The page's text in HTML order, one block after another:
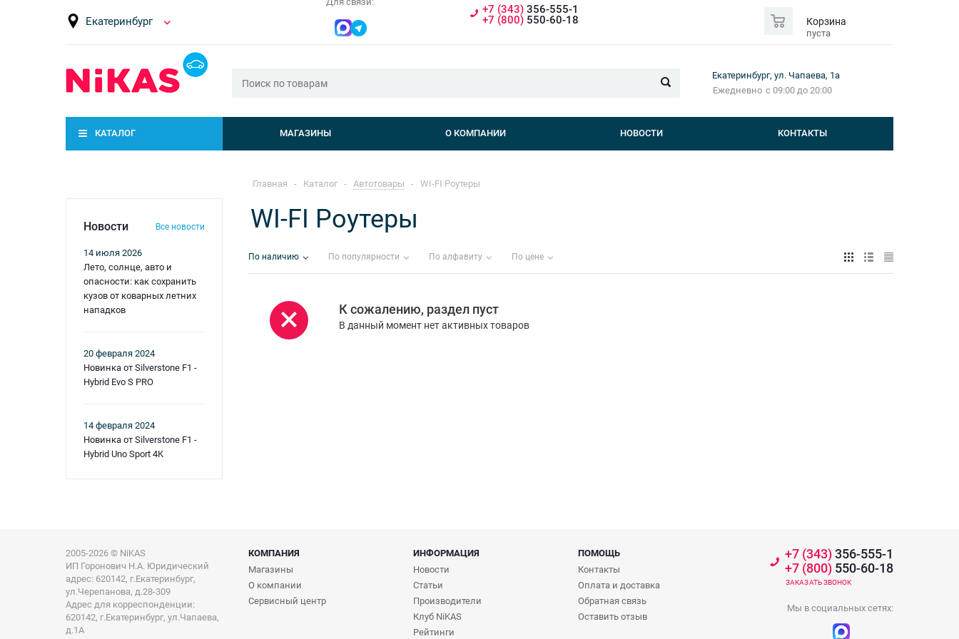
Екатеринбург
+7 (343) 356-555-1
+7 (800) 550-60-18 Корзина
пуста
Екатеринбург, ул. Чапаева, 1а
Ежедневно с 09:00 до 20:00
КАТАЛОГ МАГАЗИНЫ О КОМПАНИИ НОВОСТИ КОНТАКТЫ
Новости Все новости
14 июля 2026
Лето, солнце, авто и
опасности: как сохранить
кузов от коварных летних
нападков
20 февраля 2024
Новинка от Silverstone F1 -
Hybrid Evo S PRO
14 февраля 2024
Новинка от Silverstone F1 -
Hybrid Uno Sport 4K
Главная - Каталог - Автотовары - WI-FI Роутеры
WI-FI Роутеры
По наличию По популярности По алфавиту По цене
К сожалению, раздел пуст
В данный момент нет активных товаров
2005-2026 © NiKAS
ИП Горонович Н.А. Юридический
адрес: 620142, г.Екатеринбург,
ул.Черепанова, д.28-309
Адрес для корреспонденции:
620142, г.Екатеринбург, ул.Чапаева,
д.1А
КОМПАНИЯ ИНФОРМАЦИЯ
ПОМОЩЬ
Магазины
О компании
Сервисный центр
Новости
Статьи
Производители
Клуб NiKAS
Рейтинги
Контакты
Оплата и доставка
Обратная связь
Оставить отзыв
+7 (343)356-555-1
+7 (800) 550-60-18
ЗАКАЗАТЬ ЗВОНОК
Мы в социальных сетях: